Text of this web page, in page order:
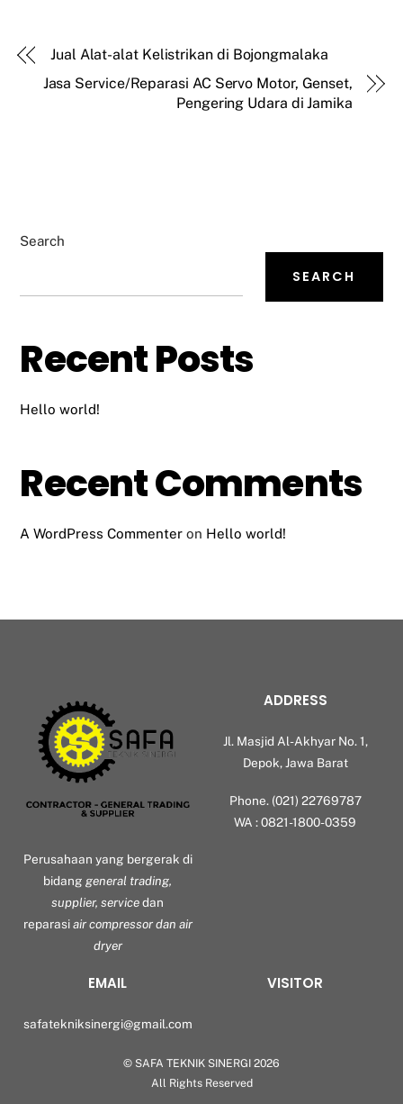
Jual Alat-alat Kelistrikan di Bojongmalaka
Jasa Service/Reparasi AC Servo Motor, Genset,
Pengering Udara di Jamika
Search
SEARCH
Recent Posts
Hello world!
Recent Comments
A WordPress Commenter on Hello world!
Perusahaan yang bergerak di
bidang general trading,
supplier, servicedan
reparasiair compressor dan air
dryer
ADDRESS
Jl. Masjid Al-Akhyar No. 1,
Depok, Jawa Barat
Phone. (021) 22769787
WA : 0821-1800-0359
EMAIL
safatekniksinergi@gmail.com
VISITOR
© SAFA TEKNIK SINERGI 2026
All Rights Reserved